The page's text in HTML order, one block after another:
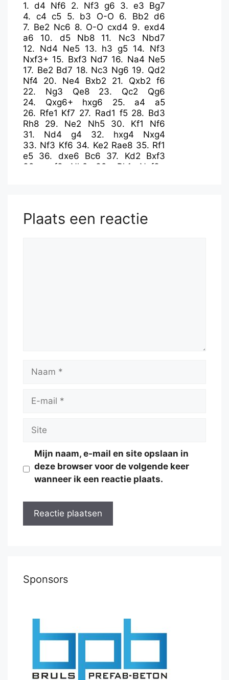
1. d4 Nf6 2. Nf3 g6 3. e3 Bg7
4. c4 c5 5. b3 O-O 6. Bb2 d6
7. Be2 Nc6 8. O-O cxd4 9.exd4
a6
10. d5 Nb8 11. Nc3
Nbd7
12. Nd4 Ne5 13. h3 g5 14. Nf3
Nxf3+ 15. Bxf3 Nd7 16. Na4 Ne5
17. Be2 Bd7 18. Nc3 Ng6 19. Qd2
Nf4
20. Ne4 Bxb2 21. Qxb2 f6
22. Ng3 Qe8 23. Qc2
Qg6
24. Qxg6+ hxg6 25. a4
a5
26. Rfe1 Kf7 27. Rad1 f5 28. Bd3
Rh8
29. Ne2 Nh5 30. Kf1
Nf6
31. Nd4 g4 32. hxg4
Nxg4
33. Nf3 Kf6 34. Ke2 Rae8 35. Rf1
e5 36. dxe6 Bc6 37. Kd2
Bxf3
38.
gxf3 Nh2 39. Rh1
Nxf3+
49.Be2 Rxf2 50.Rxf2
Nxf2
Plaats een reactie
Naam
Site
Mijn naam, e-mail en site opslaan in
deze browser voor de volgende keer
wanneer ik een reactie plaats.
Sponsors